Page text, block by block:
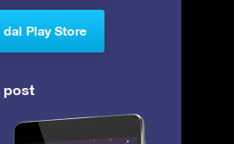
dal Play Store
post